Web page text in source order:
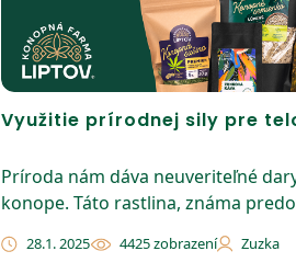
Využitie prírodnej sily pre
Príroda nám dáva neuveriteľné
konope. Táto rastlina, známa
28.1. 2025 4425 zobrazení Zuzka